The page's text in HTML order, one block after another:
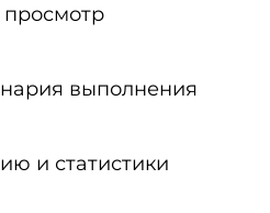
выполнения
и статистики